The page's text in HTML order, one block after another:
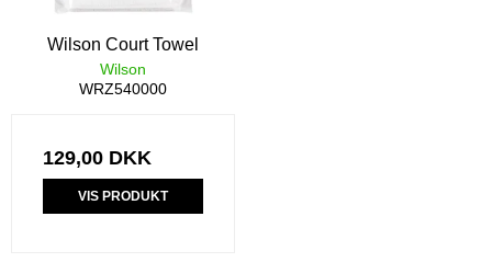
Wilson Court Towel
Wilson
WRZ540000
129,00 DKK
VIS PRODUKT